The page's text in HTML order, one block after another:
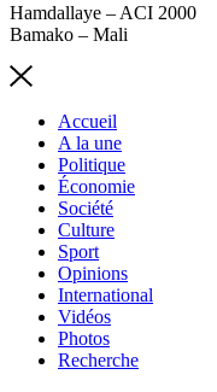
Hamdallaye – ACI 2000
Bamako – Mali
Accueil
A la une
Politique
Économie
Société
Culture
Sport
Opinions
International
Vidéos
Photos
Recherche